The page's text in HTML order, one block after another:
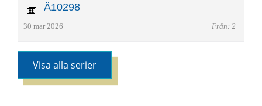
Ä10298
30 mar 2026 Från: 2
Visa alla serier